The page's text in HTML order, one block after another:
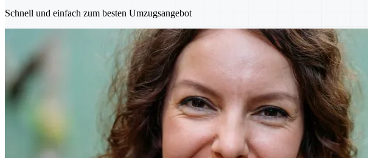
Schnell und einfach zum besten Umzugsangebot